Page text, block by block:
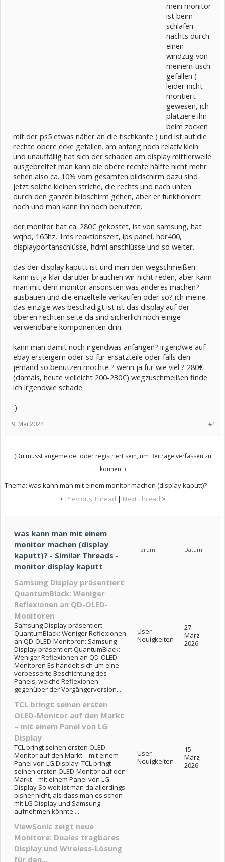
mein monitor
ist beim
schlafen
nachts durch
einen
windzug von
meinem tisch
gefallen (
leider nicht
montiert
gewesen, ich
platziere ihn
beim zocken
mit der ps5 etwas näher an die tischkante ) und ist auf die
rechte obere ecke gefallen. am anfang noch relativ klein
und unauffällig hat sich der schaden am display mittlerweile
ausgebreitet man kann die obere rechte hälfte nicht mehr
sehen also ca. 10% vom gesamten bildschirm dazu sind
jetzt solche kleinen striche, die rechts und nach unten
durch den ganzen bildschirm gehen, aber er funktioniert
noch und man kann ihn noch benutzen.
der monitor hat ca. 280€ gekostet, ist von samsung, hat
wqhd, 165hz, 1ms reaktionszeit, ips panel, hdr400,
displayportanschlüsse, hdmi anschlüsse und so weiter.
das der display kaputt ist und man den wegschmeißen
kann ist ja klar darüber brauchen wir nicht reden, aber kann
man mit dem monitor ansonsten was anderes machen?
ausbauen und die einzelteile verkaufen oder so? ich meine
das einzige was beschädigt ist ist das display auf der
oberen rechten seite da sind sicherlich noch einige
verwendbare komponenten drin.
kann man damit noch irgendwas anfangen? irgendwie auf
ebay ersteigern oder so für ersatzteile oder falls den
jemand so benutzen möchte ? wenn ja für wie viel ? 280€
(damals, heute vielleicht 200-230€) wegzuschmeißen finde
ich irgendwie schade.
:)
#1
9. Mai 2024
(Du musst angemeldet oder registriert sein, um Beiträge verfassen zu
können. )
Thema: was kann man mit einem monitor machen (display kaputt)?
< Previous Thread | Next Thread >
was kann man mit einem
monitor machen (display
kaputt)? - Similar Threads -
monitor display kaputt
Forum Datum
Samsung Display präsentiert
QuantumBlack: Weniger
Reflexionen an QD-OLED-
Monitoren
Samsung Display präsentiert
QuantumBlack: Weniger Reflexionen
an QD-OLED-Monitoren: Samsung
Display präsentiert QuantumBlack:
Weniger Reflexionen an QD-OLED-
Monitoren Es handelt sich um eine
verbesserte Beschichtung des
Panels, welche Reflexionen
gegenüber der Vorgängerversion...
User-
Neuigkeiten
27.
März
2026
TCL bringt seinen ersten
OLED-Monitor auf den Markt
– mit einem Panel von LG
Display
TCL bringt seinen ersten OLED-
Monitor auf den Markt – mit einem
Panel von LG Display: TCL bringt
seinen ersten OLED-Monitor auf den
Markt – mit einem Panel von LG
Display So weit ist man da allerdings
bisher nicht, als dass man es schon
mit LG Display und Samsung
aufnehmen könnte....
User-
Neuigkeiten
15.
März
2026
ViewSonic zeigt neue
Monitore: Duales tragbares
Display und Wireless-Lösung
für den...